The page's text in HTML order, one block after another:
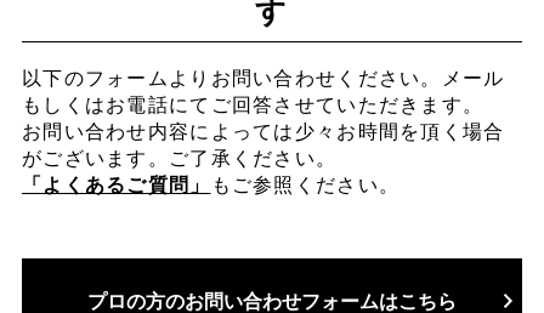
す
以下のフォームよりお問い合わせください。メール
もしくはお電話にてご回答させていただきます。
お問い合わせ内容によっては少々お時間を頂く場合
がございます。ご了承ください。
「よくあるご質問」
もご参照ください。
プロの方のお問い合わせフォームはこちら